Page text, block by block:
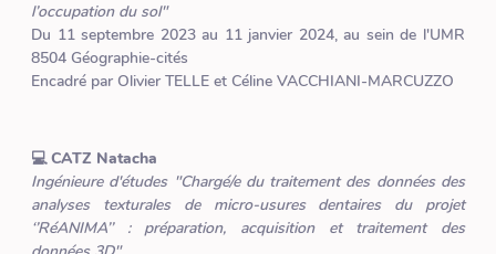
l’occupation du sol"
Du 11 septembre 2023 au 11 janvier 2024, au sein de l'UMR
8504 Géographie-cités
Encadré par Olivier TELLE et Céline VACCHIANI-MARCUZZO
💻 CATZ Natacha
Ingénieure d'études "Chargé/e du traitement des données des
analyses texturales de micro-usures dentaires du projet
‘’RéANIMA’’ : préparation, acquisition et traitement des